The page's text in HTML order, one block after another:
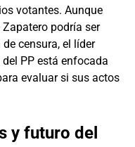
votantes. Aunque
podría ser
censura, el líder
PP está enfocada
evaluar si sus actos
y futuro del